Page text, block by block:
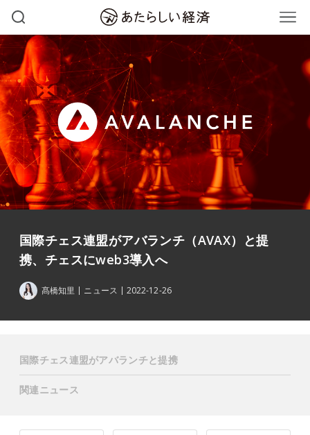
国際チェス連盟がアバランチ（AVAX）と提
携、チェスにweb3導入へ
髙橋知里 ニュース 2022-12-26
国際チェス連盟がアバランチと提携
関連ニュース